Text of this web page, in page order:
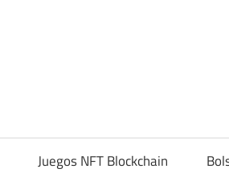
Juegos NFT Blockchain